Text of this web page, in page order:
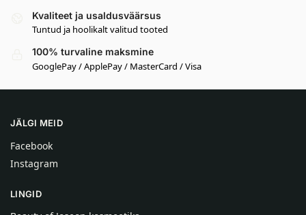
Kvaliteet ja usaldusväärsus
Tuntud ja hoolikalt valitud tooted
100% turvaline maksmine
GooglePay / ApplePay / MasterCard / Visa
JÄLGI MEID
Facebook
Instagram
LINGID